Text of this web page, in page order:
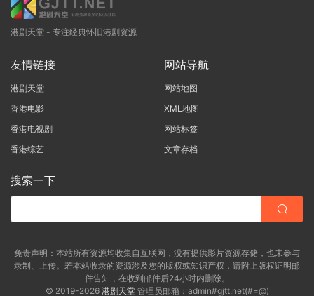
港剧天堂 - 专注经典怀旧港剧资源
友情链接
港剧天堂
香港电影
香港电视剧
香港综艺
网站导航
网站地图
XML地图
网站标签
文章存档
搜索一下
免责声明：本站所有资源均收集自互联网，没有提供影片资源存储，也未参与
录制、上传。若本站收录的资源涉及您的版权或知识产权，请附上版权证明邮
件告知，在收到邮件后24小时内删除。
© 2019-2026 港剧天堂管理员邮箱：admin#gjtt.net(#=@)